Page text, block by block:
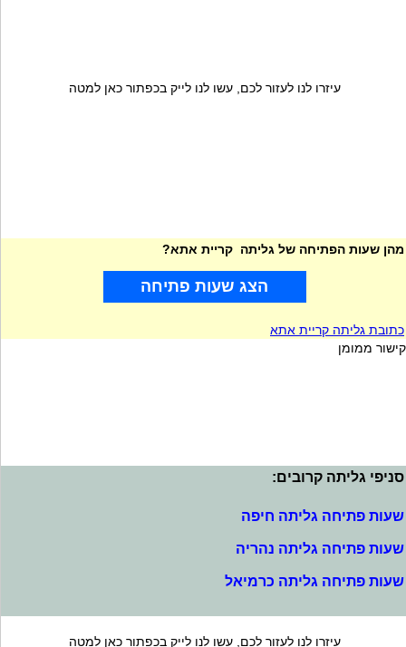
עיזרו לנו לעזור לכם, עשו לנו לייק בכפתור כאן למטה
מהן שעות הפתיחה של גליתה קריית אתא?
הצג שעות פתיחה
כתובת גליתה קריית אתא
קישור ממומן
סניפי גליתה קרובים:
שעות פתיחה גליתה חיפה
שעות פתיחה גליתה נהריה
שעות פתיחה גליתה כרמיאל
עיזרו לנו לעזור לכם, עשו לנו לייק בכפתור כאן למטה